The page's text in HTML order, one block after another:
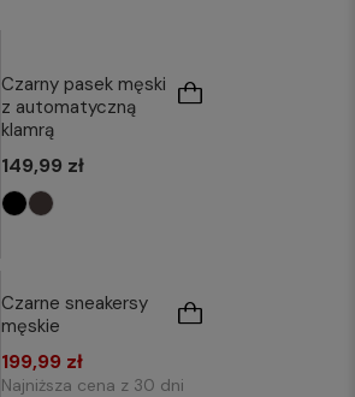
Czarny pasek męski
z automatyczną
klamrą
149,99 zł
Czarne sneakersy
męskie
199,99 zł
Najniższa cena z 30 dni